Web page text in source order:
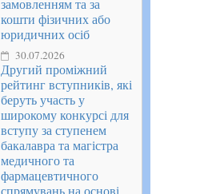
замовленням та за
кошти фізичних або
юридичних осіб
30.07.2026
Другий проміжний
рейтинг вступників, які
беруть участь у
широкому конкурсі для
вступу за ступенем
бакалавра та магістра
медичного та
фармацевтичного